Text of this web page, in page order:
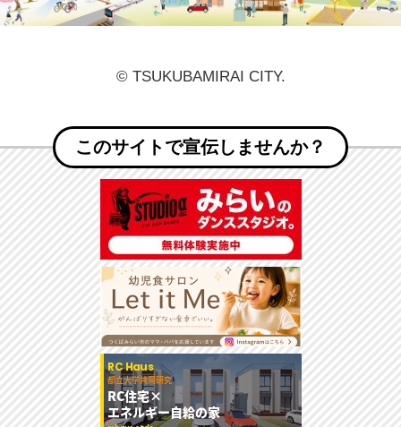
© TSUKUBAMIRAI CITY.
このサイトで宣伝しませんか？